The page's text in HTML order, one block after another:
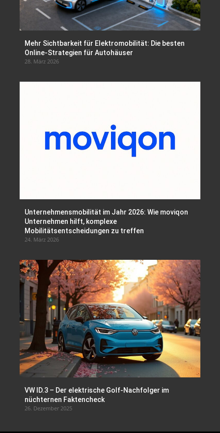
Mehr Sichtbarkeit für Elektromobilität: Die besten
Online-Strategien für Autohäuser
28. März 2026
Unternehmensmobilität im Jahr 2026: Wie moviqon
Unternehmen hilft, komplexe
Mobilitätsentscheidungen zu treffen
24. März 2026
VW ID.3 – Der elektrische Golf-Nachfolger im
nüchternen Faktencheck
26. Dezember 2025